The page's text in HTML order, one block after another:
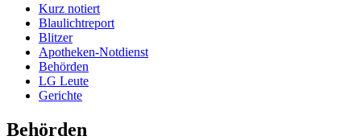
Kurz notiert
Blaulichtreport
Blitzer
Apotheken-Notdienst
Behörden
LG Leute
Gerichte
Behörden